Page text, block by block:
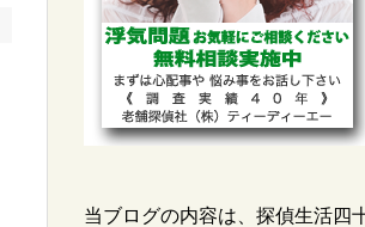
当ブログの内容は、探偵生活四